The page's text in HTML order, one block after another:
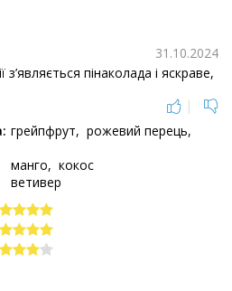
31.10.2024
з’являється пінаколада і яскраве,
|
грейпфрут
рожевий перець
манго
кокос
ветивер